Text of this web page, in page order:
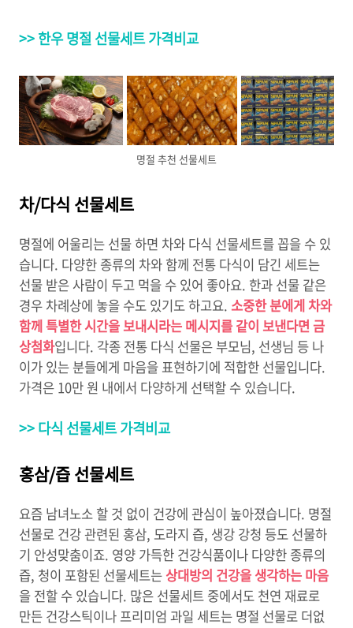
>> 한우 명절 선물세트 가격비교
명절 추천 선물세트
차/다식 선물세트
명절에 어울리는 선물 하면 차와 다식 선물세트를 꼽을 수 있
습니다. 다양한 종류의 차와 함께 전통 다식이 담긴 세트는
선물 받은 사람이 두고 먹을 수 있어 좋아요. 한과 선물 같은
경우 차례상에 놓을 수도 있기도 하고요. 소중한 분에게 차와
함께 특별한 시간을 보내시라는 메시지를 같이 보낸다면 금
상첨화입니다. 각종 전통 다식 선물은 부모님, 선생님 등 나
이가 있는 분들에게 마음을 표현하기에 적합한 선물입니다.
가격은 10만 원 내에서 다양하게 선택할 수 있습니다.
>> 다식 선물세트 가격비교
홍삼/즙 선물세트
요즘 남녀노소 할 것 없이 건강에 관심이 높아졌습니다. 명절
선물로 건강 관련된 홍삼, 도라지 즙, 생강 강청 등도 선물하
기 안성맞춤이죠. 영양 가득한 건강식품이나 다양한 종류의
즙, 청이 포함된 선물세트는 상대방의 건강을 생각하는 마음
을 전할 수 있습니다. 많은 선물세트 중에서도 천연 재료로
만든 건강스틱이나 프리미엄 과일 세트는 명절 선물로 더없